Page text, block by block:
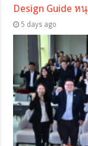
Design Guide ห
5 days ago